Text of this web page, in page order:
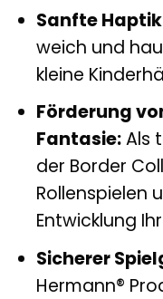
Sanfte
weich und
kleine
Förderung
Fantasie:Als
der Border
Rollenspielen
Entwicklung
Sicherer
Hermann®